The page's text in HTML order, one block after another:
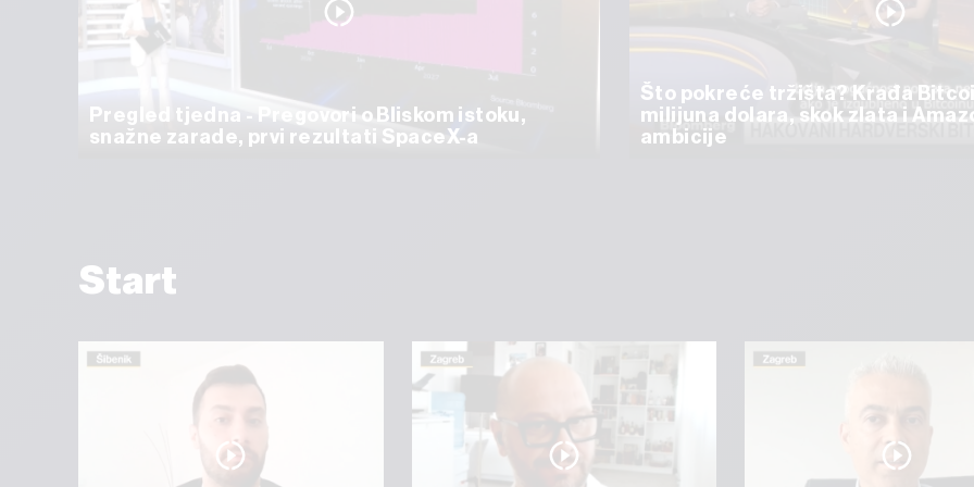
Pregled tjedna - Pregovori o Bliskom istoku,
snažne zarade, prvi rezultati SpaceX-a
Što pokreće tržišta? Krađa
milijuna dolara, skok zlata i
ambicije
Start